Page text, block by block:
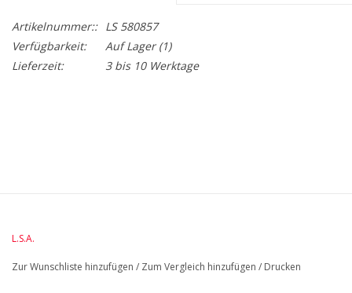
Artikelnummer:: LS 580857
Verfügbarkeit:
Auf Lager(1)
Lieferzeit:
3 bis 10 Werktage
L.S.A.
Zur Wunschliste hinzufügen / Zum Vergleich hinzufügen / Drucken